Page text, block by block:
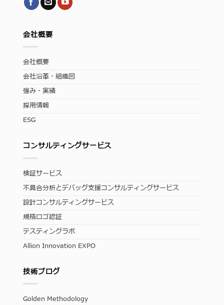
会社概要
会社概要
会社沿革・組織図
強み・実績
採用情報
ESG
コンサルティングサービス
検証サービス
不具合分析とデバッグ支援コンサルティングサービス
設計コンサルティングサービス
規格ロゴ認証
テスティングラボ
Allion Innovation EXPO
技術ブログ
Golden Methodology